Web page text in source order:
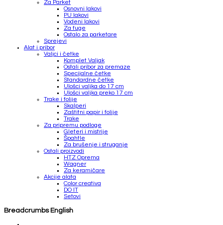
Za Parket
Osnovni lakovi
PU lakovi
Vodeni lakovi
Za fuge
Ostalo za parketare
Sprejevi
Alat i pribor
Valjci i četke
Komplet Valjak
Ostali pribor za premaze
Specijalne četke
Standardne četke
Ulošci valjka do 17 cm
Ulošci valjka preko 17 cm
Trake i folije
Skalperi
Zaštitni papir i folije
Trake
Za pripremu podloge
Gleteri i mistrije
Špahtle
Za brušenje i struganje
Ostali proizvodi
HTZ Oprema
Wagner
Za keramičare
Akcije alata
Color creativa
DO IT
Setovi
Breadcrumbs English